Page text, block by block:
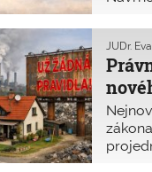
svou
a
JUDr.